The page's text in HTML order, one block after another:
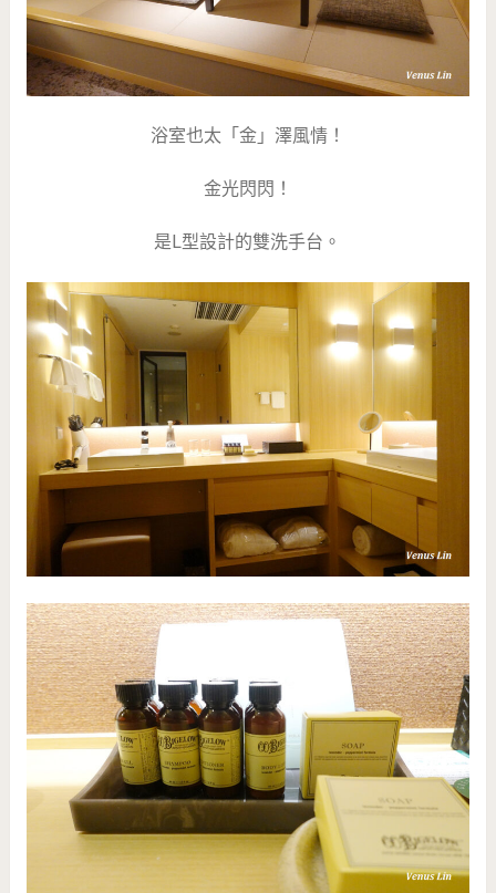
浴室也太「金」澤風情！
金光閃閃！
是L型設計的雙洗手台。